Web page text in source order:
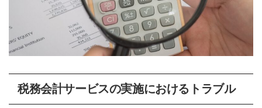
税務会計サービスの実施におけるトラブル